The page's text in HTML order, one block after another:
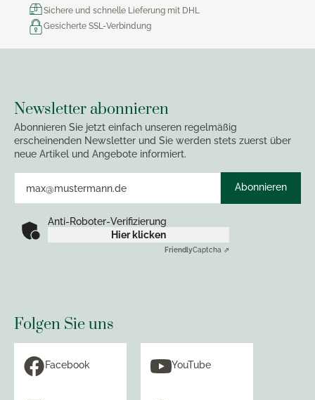
Sichere und schnelle Lieferung mit DHL
Gesicherte SSL-Verbindung
Newsletter abonnieren
Abonnieren Sie jetzt einfach unseren regelmäßig
erscheinenden Newsletter und Sie werden stets zuerst über
neue Artikel und Angebote informiert.
Abonnieren
Anti-Roboter-Verifizierung
Hier klicken
FriendlyCaptcha ⇗
Folgen Sie uns
Facebook YouTube